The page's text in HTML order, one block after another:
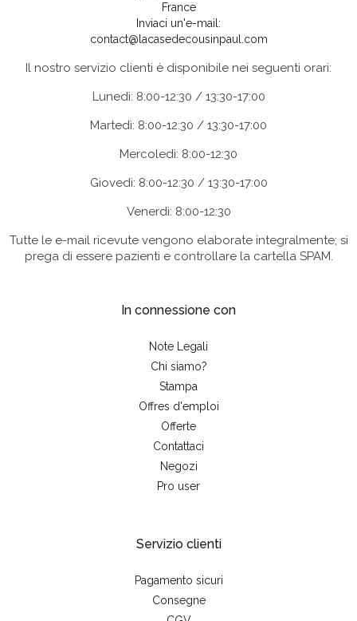
France
Inviaci un'e-mail:
contact@lacasedecousinpaul.com
Il nostro servizio clienti è disponibile nei seguenti orari:
Lunedì: 8:00-12:30 / 13:30-17:00
Martedì: 8:00-12:30 / 13:30-17:00
Mercoledì: 8:00-12:30
Giovedì: 8:00-12:30 / 13:30-17:00
Venerdì: 8:00-12:30
Tutte le e-mail ricevute vengono elaborate integralmente; si
prega di essere pazienti e controllare la cartella SPAM.
In connessione con
Note Legali
Chi siamo?
Stampa
Offres d'emploi
Offerte
Contattaci
Negozi
Pro user
Servizio clienti
Pagamento sicuri
Consegne